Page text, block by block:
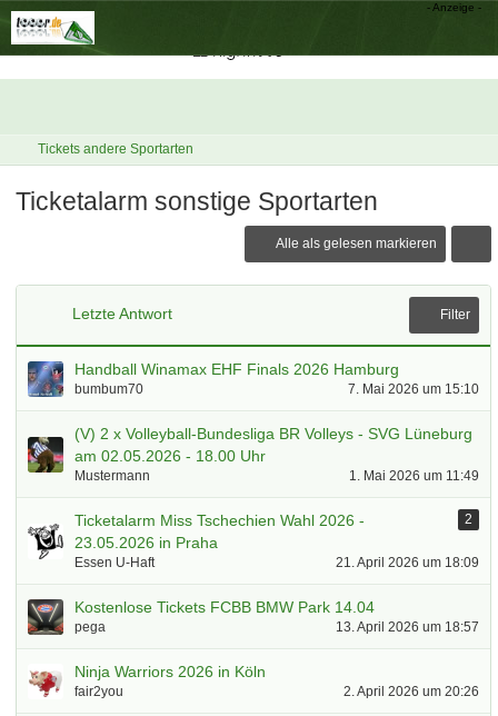
Tickets andere Sportarten
Ticketalarm sonstige Sportarten
Alle als gelesen markieren
Letzte Antwort Filter
Handball Winamax EHF Finals 2026 Hamburg
bumbum70 7. Mai 2026 um 15:10
(V) 2 x Volleyball-Bundesliga BR Volleys - SVG Lüneburg
am 02.05.2026 - 18.00 Uhr
Mustermann 1. Mai 2026 um 11:49
Ticketalarm Miss Tschechien Wahl 2026 -
23.05.2026 in Praha
2
Essen U-Haft 21. April 2026 um 18:09
Kostenlose Tickets FCBB BMW Park 14.04
pega 13. April 2026 um 18:57
Ninja Warriors 2026 in Köln
fair2you 2. April 2026 um 20:26